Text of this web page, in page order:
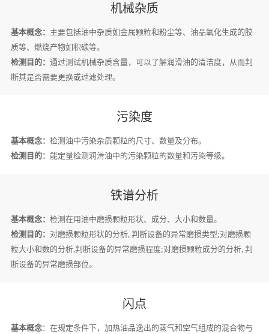
机械杂质
基本概念： 主要包括油中杂质如金属颗粒和粉尘等、油品氧化生成的胶
质等、燃烧产物如积碳等。
检测目的： 通过测试机械杂质含量，可以了解润滑油的清洁度，从而判
断其是否需要更换或过滤处理。
污染度
基本概念： 检测油中污染杂质颗粒的尺寸、数量及分布。
检测目的： 能定量检测润滑油中的污染颗粒的数量和污染等级。
铁谱分析
基本概念： 检测在用油中磨损颗粒形状、成分、大小和数量。
检测目的： 对磨损颗粒形状的分析, 判断设备的异常磨损类型;对磨损颗
粒大小和数的分析,判断设备的异常磨损程度;对磨损颗粒成分的分析, 判
断设备的异常磨损部位。
闪点
基本概念：在规定条件下，加热油品逸出的蒸气和空气组成的混合物与